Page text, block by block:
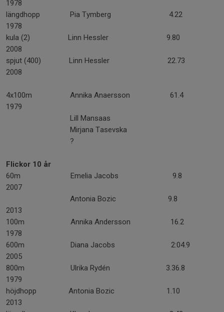
1978
längdhopp Pia Tymberg 4.22
1978
kula (2) Linn Hessler 9.80
2008
spjut (400) Linn Hessler 22.73
2008
4x100m Annika Anaersson 61.4
1979
Lill Mansaas
Mirjana Tasevska
?
Flickor 10 år
60m Emelia Jacobs 9.8
2007
Antonia Bozic 9.8
2013
100m Annika Andersson 16.2
1978
600m Diana Jacobs 2:04.9
2005
800m Ulrika Rydén 3.36.8
1979
höjdhopp Antonia Bozic 1.10
2013